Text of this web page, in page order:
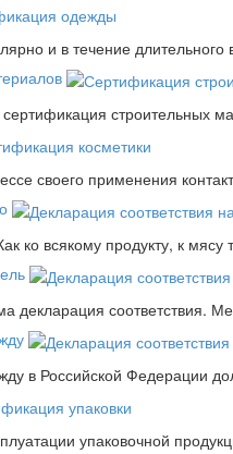
и в течение
строительных
своего применения
ко всякому продукту, к мясу
соответствия.
в Российской Федерации
упаковочной